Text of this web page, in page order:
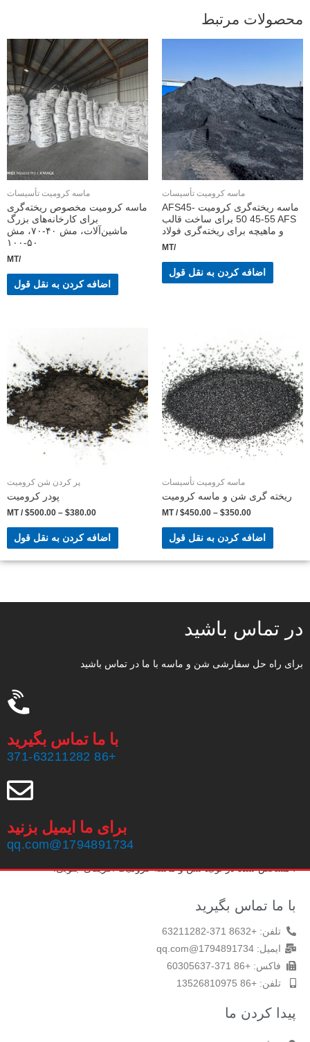
محصولات مرتبط
ماسه کرومیت تأسیسات
ماسه ریخته‌گری کرومیت AFS45-
50 45-55 AFS برای ساخت قالب
و ماهیچه برای ریخته‌گری فولاد
/MT
اضافه کردن به نقل قول
ماسه کرومیت تأسیسات
ماسه کرومیت مخصوص ریخته‌گری
برای کارخانه‌های بزرگ
ماشین‌آلات، مش ۴۰-۷۰، مش
۵۰-۱۰۰
/MT
اضافه کردن به نقل قول
ماسه کرومیت تأسیسات
ریخته گری شن و ماسه کرومیت
$350.00
–
$450.00
/ MT
اضافه کردن به نقل قول
پر کردن شن کرومیت
پودر کرومیت
$380.00
–
$500.00
/ MT
اضافه کردن به نقل قول
در تماس باشید
برای راه حل سفارشی شن و ماسه با ما در تماس باشید
با ما تماس بگیرید
+86 371-63211282
برای ما ایمیل بزنید
1794891734@qq.com
شرکت ساینده Zhengzhou Haixu ، با مسئولیت محدود ، در سال
1999 تاسیس شد ، دارای 20 سال تجربه تولید و یک تیم فروش باتجربه
، مشخص شده در تولید شن و ماسه کرومیت آفریقای جنوبی.
با ما تماس بگیرید
تلفن: +8632 371-63211282
ایمیل: 1794891734@qq.com
فاکس: +86 371-60305637
تلفن: +86 13526810975
پیدا کردن ما